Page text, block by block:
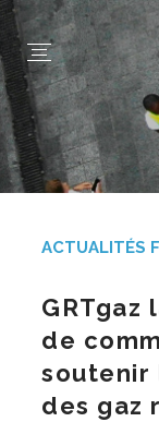
ACTUALITÉS
GRTgaz
de
soutenir
des gaz